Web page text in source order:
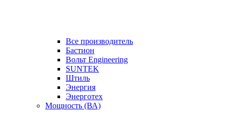
Все производитель
Бастион
Вольт Engineering
SUNTEK
Штиль
Энергия
Энерготех
Мощность (ВА)